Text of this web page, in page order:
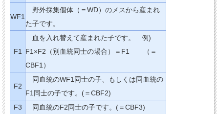
WF1
野外採集個体（＝WD）のメスから産まれ
た子です。
F1
血を入れ替えて産まれた子です。 例)
F1×F2（別血統同士の場合）＝F1 （＝
CBF1）
F2
同血統のWF1同士の子、もしくは同血統の
F1同士の子です。(＝CBF2)
F3
同血統のF2同士の子です。(＝CBF3)